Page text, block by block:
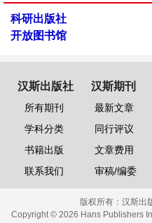
科研出版社
开放图书馆
汉斯出版社
所有期刊
学科分类
书籍出版
联系我们
汉斯期刊
最新文章
同行评议
文章费用
审稿/编委
版权所有： 汉斯出
Copyright © 2026 Hans Publishers